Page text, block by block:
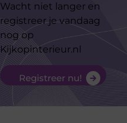
Wacht niet langer en
registreer je vandaag
nog op
Kijkopinterieur.nl
Registreer nu!